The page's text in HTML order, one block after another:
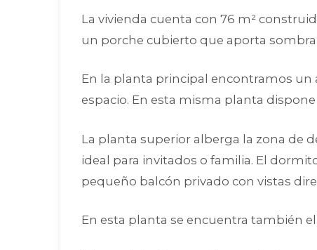
La vivienda cuenta con 76 m²
un porche cubierto que aporta
En la planta principal encontramos
espacio. En esta misma planta
La planta superior alberga la zona de
ideal para invitados o familia. El
pequeño balcón privado con vistas
En esta planta se encuentra también